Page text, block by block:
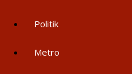
Politik
Metro